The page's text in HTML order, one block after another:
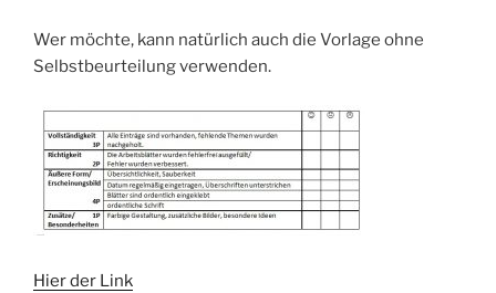
Wer möchte, kann natürlich auch die Vorlage ohne
Selbstbeurteilung verwenden.
Hier der Link